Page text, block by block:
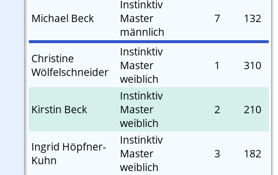
Michael Beck
Instinktiv
Master
männlich
7 132
Christine
Wölfelschneider
Instinktiv
Master
weiblich
1 310
Kirstin Beck
Instinktiv
Master
weiblich
2 210
Ingrid Höpfner-
Kuhn
Instinktiv
Master
weiblich
3 182